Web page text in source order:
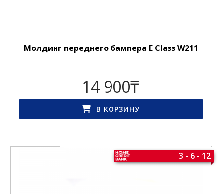
Молдинг переднего бампера E Class W211
14 900₸
В КОРЗИНУ
3 - 6 - 12